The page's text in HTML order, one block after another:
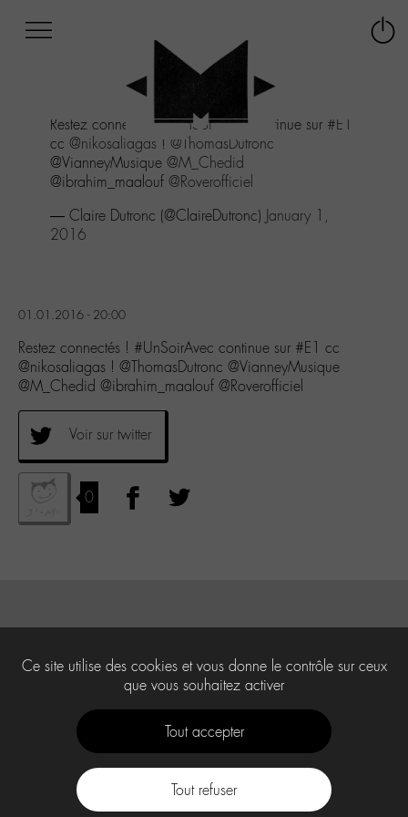
menu
Aller
au
contenu
Aller
Restez connectés !#UnSoirAveccontinue sur #E1
cc @nikosaliagas ! @ThomasDutronc
@VianneyMusique @M_Chedid
@ibrahim_maalouf @Roverofficiel
— Claire Dutronc (@ClaireDutronc) January 1,
2016
01.01.2016 - 20:00
Restez connectés ! #UnSoirAvec continue sur #E1 cc
@nikosaliagas ! @ThomasDutronc @VianneyMusique
@M_Chedid @ibrahim_maalouf @Roverofficiel
Voir sur twitter
0
Ce site utilise des cookies et vous donne le contrôle sur ceux
que vous souhaitez activer
Tout accepter
Tout refuser